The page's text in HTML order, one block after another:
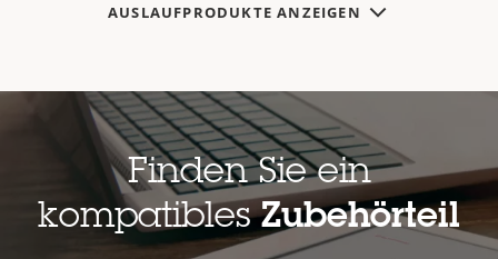
AUSLAUFPRODUKTE ANZEIGEN
Finden Sie ein
kompatiblesZubehörteil